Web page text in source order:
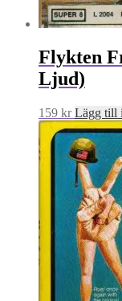
Flykten
Ljud)
159 kr Lägg till